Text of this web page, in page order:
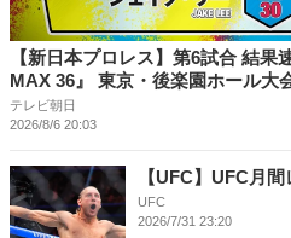
【新日本プロレス】第6試合 結果
MAX 36』 東京・後楽園ホール大
テレビ朝日
2026/8/6 20:03
【UFC】UFC月
UFC
2026/7/31 23:20